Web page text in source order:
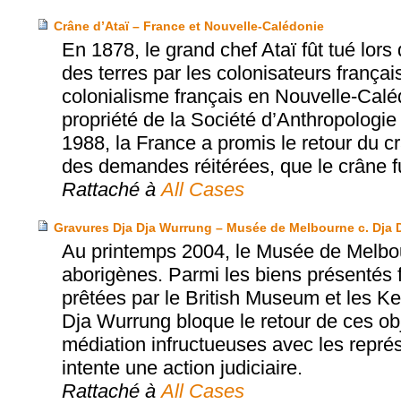
Crâne d’Ataï – France et Nouvelle-Calédonie
En 1878, le grand chef Ataï fût tué
des terres par les colonisateurs
colonialisme français en Nouvelle-
propriété de la Société
1988, la France a promis le retour du
des demandes réitérées, que le crâne
Rattaché à All Cases
Gravures Dja Dja Wurrung – Musée de Melbourne c. Dja
Au printemps 2004, le Musée de
aborigènes. Parmi les biens
prêtées par le British Museum et les
Dja Wurrung bloque le retour de ces
médiation infructueuses avec les
intente une action judiciaire.
Rattaché à All Cases